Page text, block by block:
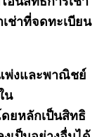
ช่าที่จดทะเบียน
พ่งและพาณิชย์
น
ยหลักเป็นสิทธิ